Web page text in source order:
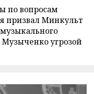
по вопросам
призвал Минкульт
угрозой